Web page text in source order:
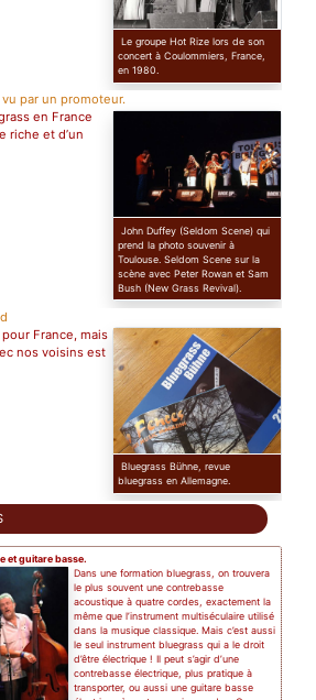
Le groupe Hot Rize lors de son
concert à Coulommiers, France,
en 1980.
par un promoteur.
en France
riche et d’un
John Duffey (Seldom Scene) qui
prend la photo souvenir à
Toulouse. Seldom Scene sur la
scène avec Peter Rowan et Sam
Bush (New Grass Revival).
France, mais
nos voisins est
Bluegrass Bühne, revue
bluegrass en Allemagne.
et guitare basse.
Dans une formation bluegrass, on trouvera
le plus souvent une contrebasse
acoustique à quatre cordes, exactement la
même que l’instrument multiséculaire utilisé
dans la musique classique. Mais c’est aussi
le seul instrument bluegrass qui a le droit
d’être électrique ! Il peut s’agir d’une
contrebasse électrique, plus pratique à
transporter, ou aussi une guitare basse